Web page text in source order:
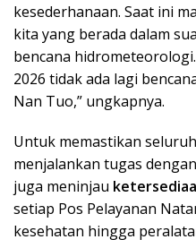
kesederhanaan. Saat ini
kita yang berada dalam
bencana
2026 tidak ada lagi
Nan Tuo,” ungkapnya.
Untuk memastikan
menjalankan tugas
juga meninjau
setiap Pos Pelayanan
kesehatan hingga